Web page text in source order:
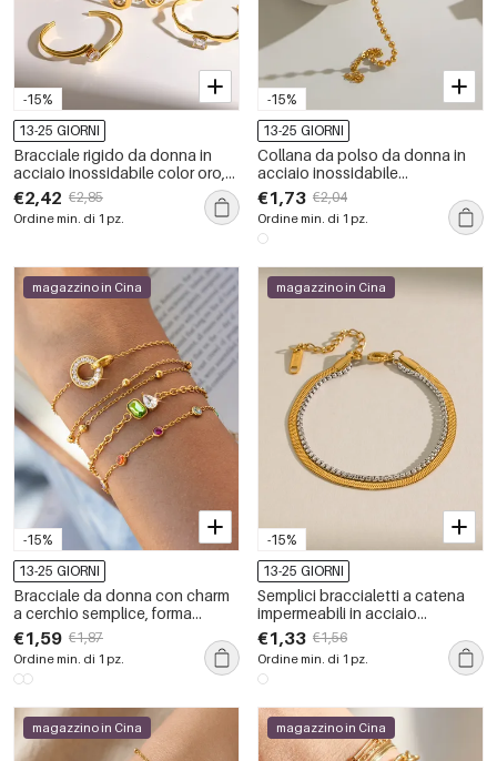
-15%
13-25 GIORNI
Bracciale rigido da donna in
acciaio inossidabile color oro,
impermeabile, con forma
geometrica semplice e strass.
€2,42 €2,85
Ordine min. di 1 pz.
-15%
13-25 GIORNI
Collana da polso da donna in
acciaio inossidabile
impermeabile color oro con
perline.
€1,73 €2,04
Ordine min. di 1 pz.
-15%
magazzino in Cina
13-25 GIORNI
Bracciale da donna con charm
a cerchio semplice, forma
geometrica, in acciaio
inossidabile, impermeabile,
color oro, con zirconi.
€1,59 €1,87
Ordine min. di 1 pz.
-15%
magazzino in Cina
13-25 GIORNI
Semplici braccialetti a catena
impermeabili in acciaio
inossidabile di colori misti.
€1,33 €1,56
Ordine min. di 1 pz.
magazzino in Cina magazzino in Cina